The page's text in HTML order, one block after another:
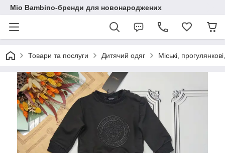
Mio Bambino-бренди для новонароджених
Товари та послуги Дитячий одяг Міські,